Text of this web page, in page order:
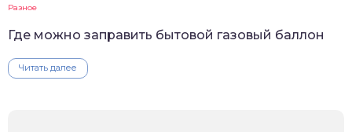
Разное
Где можно заправить бытовой газовый баллон
Читать далее